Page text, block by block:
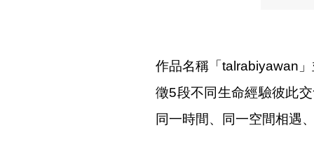
作品名稱「talrabiyawan
徵5段不同生命經驗彼此
同一時間、同一空間相遇